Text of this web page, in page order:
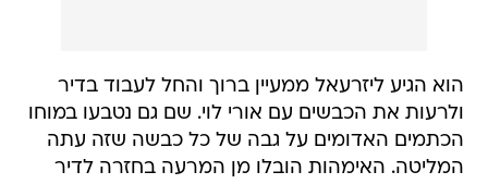
הוא הגיע ליזרעאל ממעיין ברוך והחל לעבוד בדיר
ולרעות את הכבשים עם אורי לוי. שם גם נטבעו במוחו
הכתמים האדומים על גבה של כל כבשה שזה עתה
המליטה. האימהות הובלו מן המרעה בחזרה לדיר